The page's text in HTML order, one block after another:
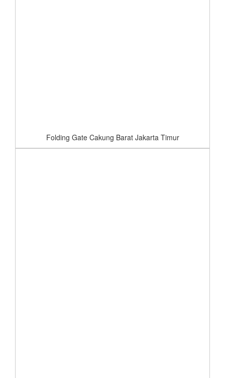
Folding Gate Cakung Barat Jakarta Timur